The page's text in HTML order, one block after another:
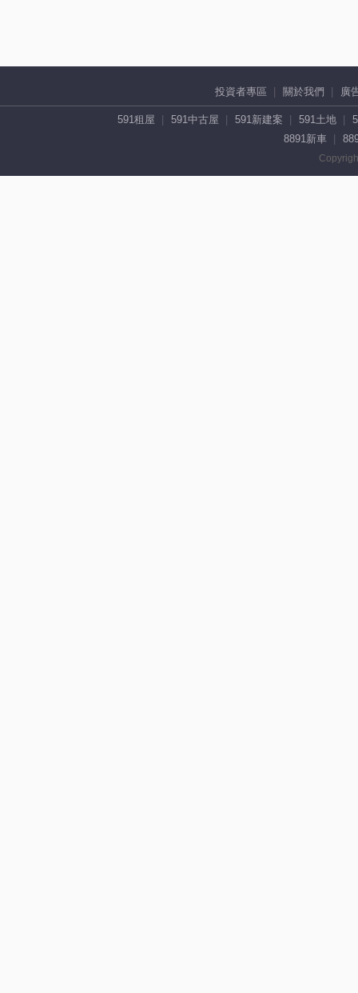
投資者專區 關於我們 廣
591租屋 591中古屋 591新建案 591土地
8891新車